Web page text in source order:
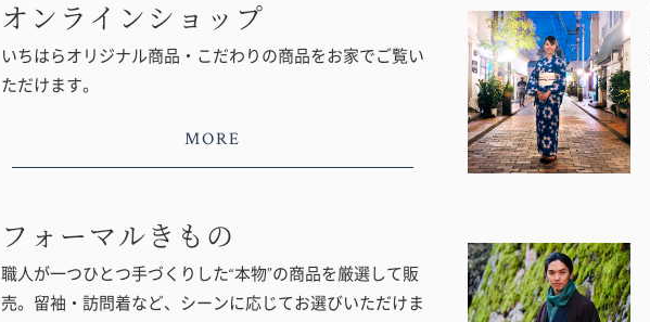
オンラインショップ
いちはらオリジナル商品・こだわりの商品をお家でご覧い
ただけます。
MORE
フォーマルきもの
職人が一つひとつ手づくりした“本物”の商品を厳選して販
売。留袖・訪問着など、シーンに応じてお選びいただけま